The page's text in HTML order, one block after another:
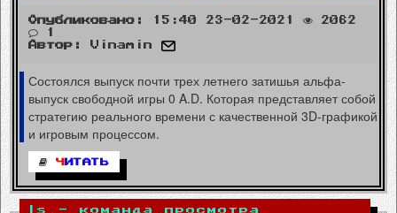
Опубликовано: 15:40 23-02-2021
2062
1
Автор:
Vinamin
Состоялся выпуск почти трех летнего затишья альфа-
выпуск свободной игры 0 A.D. Которая представляет собой
стратегию реального времени с качественной 3D-графикой
и игровым процессом.
Ч ИТАТЬ
ls - команда просмотра